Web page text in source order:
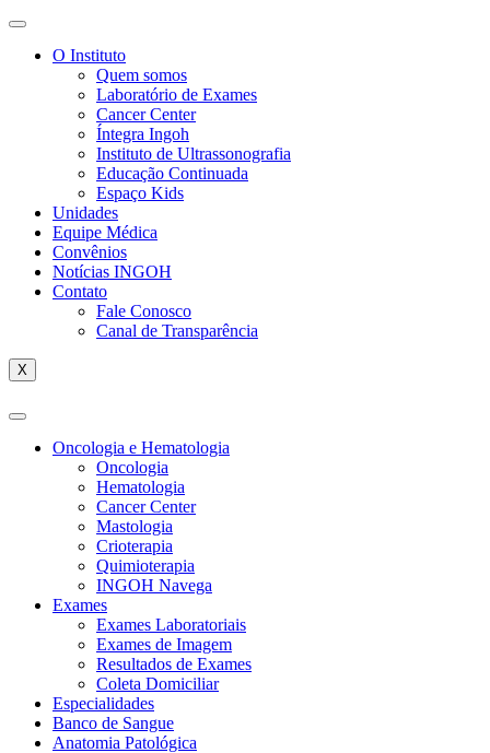
O Instituto
Quem somos
Laboratório de Exames
Cancer Center
Íntegra Ingoh
Instituto de Ultrassonografia
Educação Continuada
Espaço Kids
Unidades
Equipe Médica
Convênios
Notícias INGOH
Contato
Fale Conosco
Canal de Transparência
X
Oncologia e Hematologia
Oncologia
Hematologia
Cancer Center
Mastologia
Crioterapia
Quimioterapia
INGOH Navega
Exames
Exames Laboratoriais
Exames de Imagem
Resultados de Exames
Coleta Domiciliar
Especialidades
Banco de Sangue
Anatomia Patológica